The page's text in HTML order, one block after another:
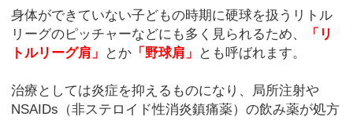
身体ができていない子どもの時期に硬球を扱うリトル
リーグのピッチャーなどにも多く見られるため、
「リ
トルリーグ肩」
とか 「野球肩」 とも呼ばれます。
治療としては炎症を抑えるものになり、局所注射や
NSAIDs（非ステロイド性消炎鎮痛薬）の飲み薬が処方